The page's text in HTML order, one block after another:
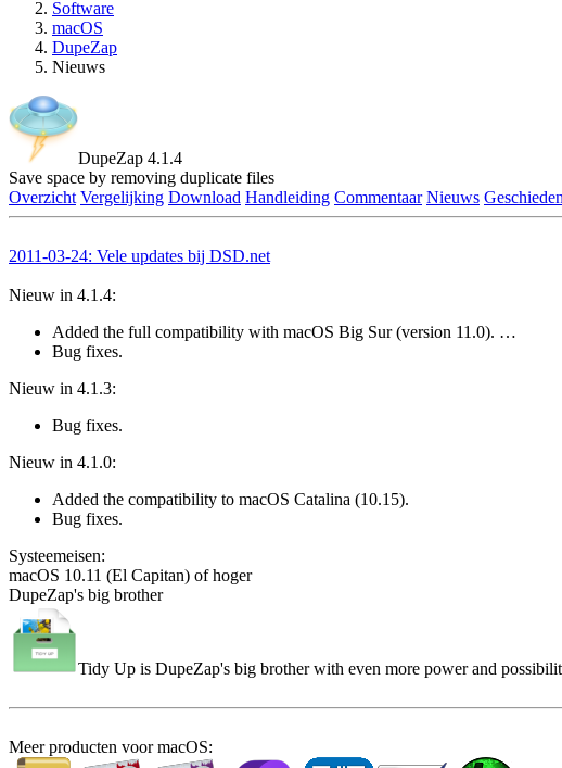
Software
macOS
DupeZap
Nieuws
DupeZap 4.1.4
Save space by removing duplicate files
Overzicht Vergelijking Download Handleiding Commentaar Nieuws
2011-03-24: Vele updates bij DSD.net
Nieuw in 4.1.4:
Added the full compatibility with macOS Big Sur (version 11.0). …
Bug fixes.
Nieuw in 4.1.3:
Bug fixes.
Nieuw in 4.1.0:
Added the compatibility to macOS Catalina (10.15).
Bug fixes.
Systeem­eisen:
macOS 10.11 (El Capitan) of hoger
DupeZap's big brother
Tidy Up is DupeZap's big brother with even more power and
Meer producten voor macOS: